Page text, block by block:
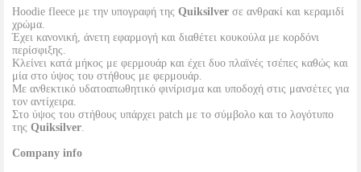
Hoodie fleece με την υπογραφή της Quiksilver σε ανθρακί και κεραμιδί
χρώμα.
Έχει κανονική, άνετη εφαρμογή και διαθέτει κουκούλα με κορδόνι
περίσφιξης.
Κλείνει κατά μήκος με φερμουάρ και έχει δυο πλαϊνές τσέπες καθώς και
μία στο ύψος του στήθους με φερμουάρ.
Με ανθεκτικό υδατοαπωθητικό φινίρισμα και υποδοχή στις μανσέτες για
τον αντίχειρα.
Στο ύψος του στήθους υπάρχει patch με το σύμβολο και το λογότυπο
της Quiksilver.
Company info